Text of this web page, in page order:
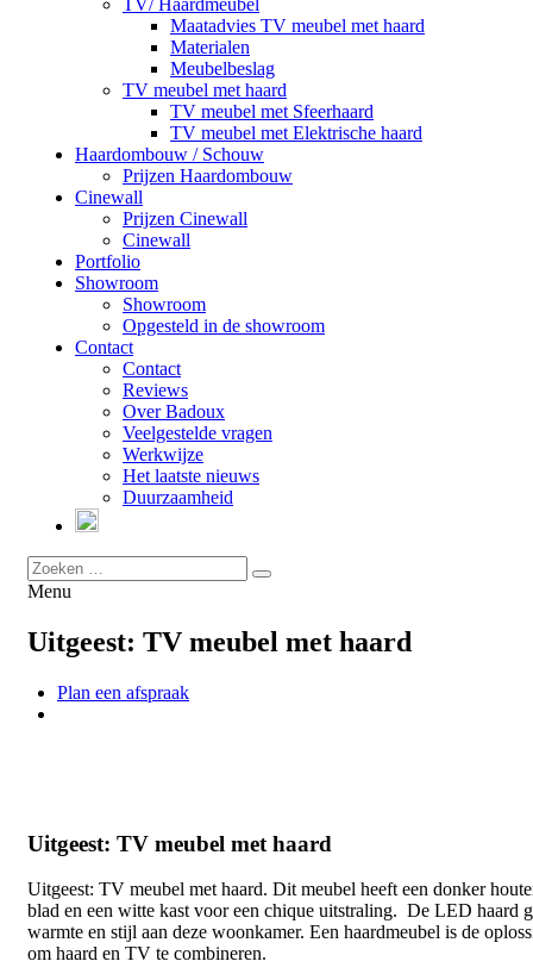
TV/ Haardmeubel
Maatadvies TV meubel met haard
Materialen
Meubelbeslag
TV meubel met haard
TV meubel met Sfeerhaard
TV meubel met Elektrische haard
Haardombouw / Schouw
Prijzen Haardombouw
Cinewall
Prijzen Cinewall
Cinewall
Portfolio
Showroom
Showroom
Opgesteld in de showroom
Contact
Contact
Reviews
Over Badoux
Veelgestelde vragen
Werkwijze
Het laatste nieuws
Duurzaamheid
Menu
Uitgeest: TV meubel met haard
Plan een afspraak
Uitgeest: TV meubel met haard
Uitgeest: TV meubel met haard. Dit meubel heeft een donker
blad en een witte kast voor een chique uitstraling. De LED haard
warmte en stijl aan deze woonkamer. Een haardmeubel is de
om haard en TV te combineren.